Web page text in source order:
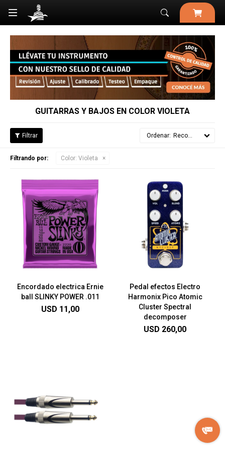

GUITARRAS Y BAJOS EN COLOR VIOLETA
Recomendados
Filtrando por: Color: Violeta
Encordado electrica Ernie
ball SLINKY POWER .011
USD 11,00
Pedal efectos Electro
Harmonix Pico Atomic
Cluster Spectral
decomposer
USD 260,00